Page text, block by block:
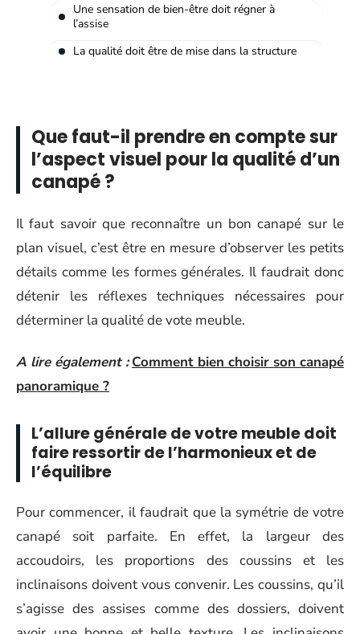
Une sensation de bien-être doit régner à
l’assise
La qualité doit être de mise dans la structure
Que faut-il prendre en compte sur
l’aspect visuel pour la qualité d’un
canapé ?
Il faut savoir que reconnaître un bon canapé sur le
plan visuel, c’est être en mesure d’observer les petits
détails comme les formes générales. Il faudrait donc
détenir les réflexes techniques nécessaires pour
déterminer la qualité de vote meuble.
A lire également : Comment bien choisir son canapé
panoramique ?
L’allure générale de votre meuble doit
faire ressortir de l’harmonieux et de
l’équilibre
Pour commencer, il faudrait que la symétrie de votre
canapé soit parfaite. En effet, la largeur des
accoudoirs, les proportions des coussins et les
inclinaisons doivent vous convenir. Les coussins, qu’il
s’agisse des assises comme des dossiers, doivent